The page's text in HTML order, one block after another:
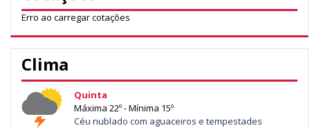
Erro ao carregar cotações
Clima
Quinta
Máxima 22º - Mínima 15º
Céu nublado com aguaceiros e tempestades